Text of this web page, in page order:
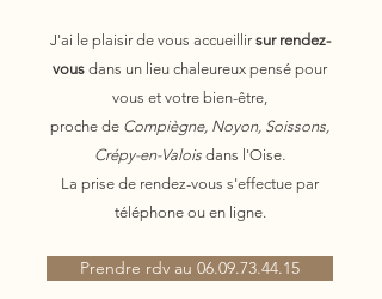
J'ai le plaisir de vous accueillir sur rendez-
vous dans un lieu chaleureux pensé pour
vous et votre bien-être,
proche de Compiègne, Noyon, Soissons,
Crépy-en-Valois dans l'Oise.
La prise de rendez-vous s'effectue par
téléphone ou en ligne.
Prendre rdv au 06.09.73.44.15